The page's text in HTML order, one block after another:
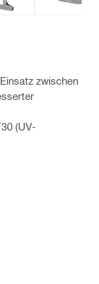
zwischen
(UV-